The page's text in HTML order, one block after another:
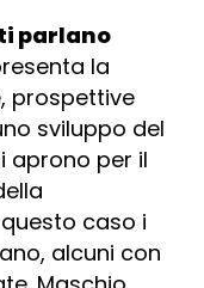
parlano
la
prospettive
sviluppo del
aprono per il
caso i
alcuni con